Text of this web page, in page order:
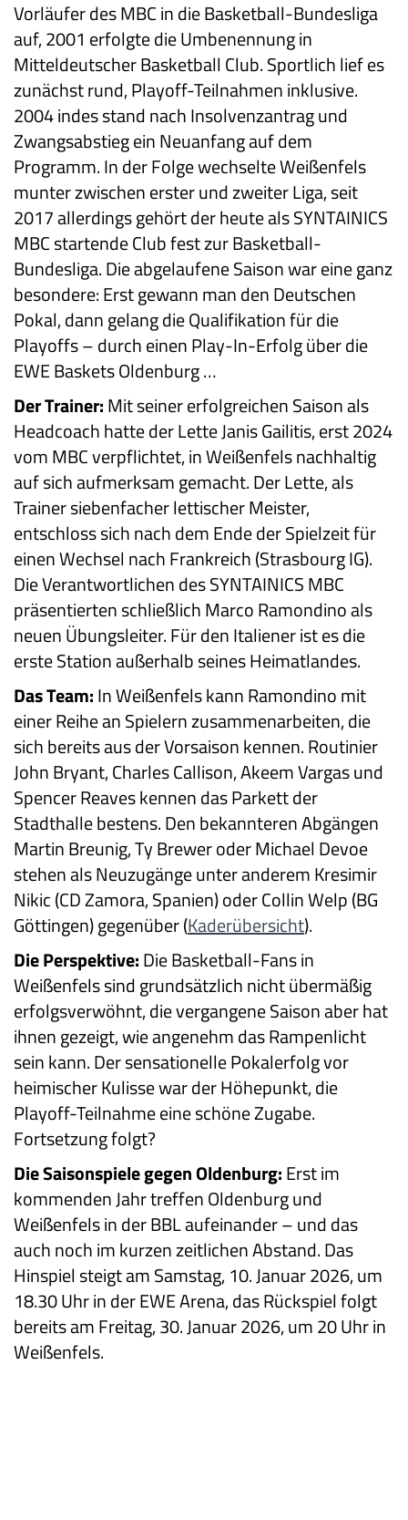
Vorläufer des MBC in die Basketball-Bundesliga
auf, 2001 erfolgte die Umbenennung in
Mitteldeutscher Basketball Club. Sportlich lief es
zunächst rund, Playoff-Teilnahmen inklusive.
2004 indes stand nach Insolvenzantrag und
Zwangsabstieg ein Neuanfang auf dem
Programm. In der Folge wechselte Weißenfels
munter zwischen erster und zweiter Liga, seit
2017 allerdings gehört der heute als SYNTAINICS
MBC startende Club fest zur Basketball-
Bundesliga. Die abgelaufene Saison war eine ganz
besondere: Erst gewann man den Deutschen
Pokal, dann gelang die Qualifikation für die
Playoffs – durch einen Play-In-Erfolg über die
EWE Baskets Oldenburg …
Der Trainer:Mit seiner erfolgreichen Saison als
Headcoach hatte der Lette Janis Gailitis, erst 2024
vom MBC verpflichtet, in Weißenfels nachhaltig
auf sich aufmerksam gemacht. Der Lette, als
Trainer siebenfacher lettischer Meister,
entschloss sich nach dem Ende der Spielzeit für
einen Wechsel nach Frankreich (Strasbourg IG).
Die Verantwortlichen des SYNTAINICS MBC
präsentierten schließlich Marco Ramondino als
neuen Übungsleiter. Für den Italiener ist es die
erste Station außerhalb seines Heimatlandes.
Das Team:In Weißenfels kann Ramondino mit
einer Reihe an Spielern zusammenarbeiten, die
sich bereits aus der Vorsaison kennen. Routinier
John Bryant, Charles Callison, Akeem Vargas und
Spencer Reaves kennen das Parkett der
Stadthalle bestens. Den bekannteren Abgängen
Martin Breunig, Ty Brewer oder Michael Devoe
stehen als Neuzugänge unter anderem Kresimir
Nikic (CD Zamora, Spanien) oder Collin Welp (BG
Göttingen) gegenüber (Kaderübersicht).
Die Perspektive:Die Basketball-Fans in
Weißenfels sind grundsätzlich nicht übermäßig
erfolgsverwöhnt, die vergangene Saison aber hat
ihnen gezeigt, wie angenehm das Rampenlicht
sein kann. Der sensationelle Pokalerfolg vor
heimischer Kulisse war der Höhepunkt, die
Playoff-Teilnahme eine schöne Zugabe.
Fortsetzung folgt?
Die Saisonspiele gegen Oldenburg:Erst im
kommenden Jahr treffen Oldenburg und
Weißenfels in der BBL aufeinander – und das
auch noch im kurzen zeitlichen Abstand. Das
Hinspiel steigt am Samstag, 10. Januar 2026, um
18.30 Uhr in der EWE Arena, das Rückspiel folgt
bereits am Freitag, 30. Januar 2026, um 20 Uhr in
Weißenfels.